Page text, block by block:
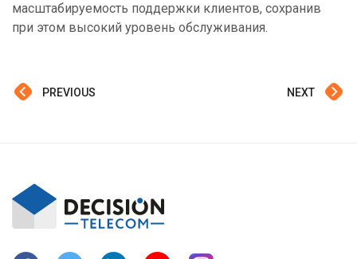
масштабируемость поддержки клиентов, сохранив
при этом высокий уровень обслуживания.
PREVIOUS NEXT